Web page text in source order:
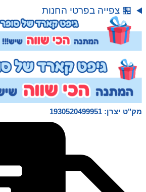
Dino Island T-Rex Battles!
נלחמים, כל אחד עם נשק.
למעלה מ-50 הפתעות:
בפעולה בהפתעות דינו כולל מדבקות,
סליים ועוד!
🏪 צפייה בפרטי החנות
מק"ט יצרן: 1930520499951